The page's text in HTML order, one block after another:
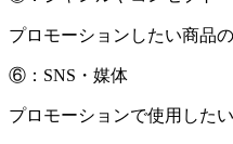
プロモーションしたい商品
⑥：SNS・媒体
プロモーションで使用した